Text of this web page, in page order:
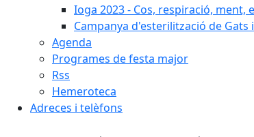
Ioga 2023 - Cos, respiració, ment,
Campanya d'esterilització de Gats
Agenda
Programes de festa major
Rss
Hemeroteca
Adreces i telèfons